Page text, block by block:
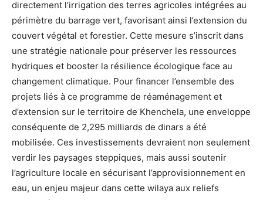
directement l’irrigation des terres agricoles intégrées au
périmètre du barrage vert, favorisant ainsi l’extension du
couvert végétal et forestier. Cette mesure s’inscrit dans
une stratégie nationale pour préserver les ressources
hydriques et booster la résilience écologique face au
changement climatique. Pour financer l’ensemble des
projets liés à ce programme de réaménagement et
d’extension sur le territoire de Khenchela, une enveloppe
conséquente de 2,295 milliards de dinars a été
mobilisée. Ces investissements devraient non seulement
verdir les paysages steppiques, mais aussi soutenir
l’agriculture locale en sécurisant l’approvisionnement en
eau, un enjeu majeur dans cette wilaya aux reliefs